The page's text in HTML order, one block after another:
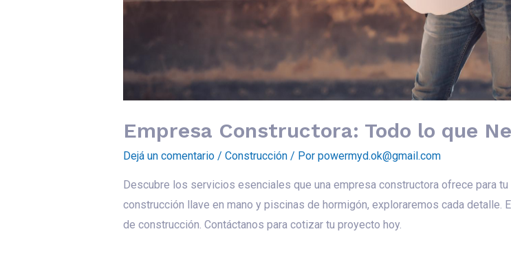
Empresa Constructora: Todo lo que
Dejá un comentario / Construcción/ Por powermyd.ok@gmail.com
Descubre los servicios esenciales que una empresa constructora ofrece para
construcción llave en mano y piscinas de hormigón, exploraremos cada detalle.
de construcción. Contáctanos para cotizar tu proyecto hoy.